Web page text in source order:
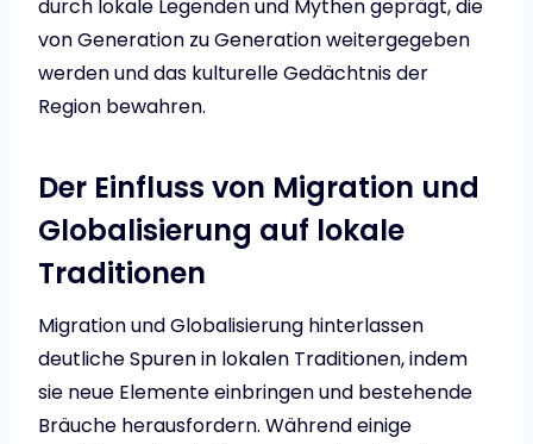
durch lokale Legenden und Mythen geprägt, die
von Generation zu Generation weitergegeben
werden und das kulturelle Gedächtnis der
Region bewahren.
Der Einfluss von Migration und
Globalisierung auf lokale
Traditionen
Migration und Globalisierung hinterlassen
deutliche Spuren in lokalen Traditionen, indem
sie neue Elemente einbringen und bestehende
Bräuche herausfordern. Während einige